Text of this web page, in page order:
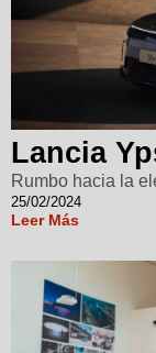
Lancia
Rumbo hacia la
25/02/2024
Leer Más